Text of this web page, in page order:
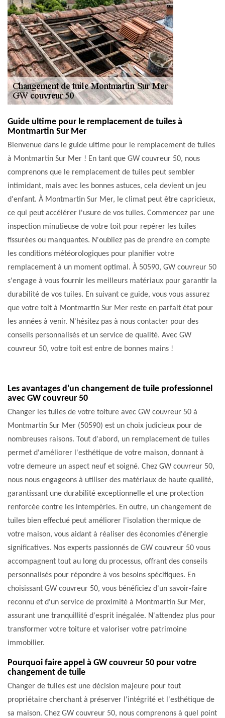
Guide ultime pour le remplacement de tuiles à
Montmartin Sur Mer
Bienvenue dans le guide ultime pour le remplacement de tuiles
à Montmartin Sur Mer ! En tant que GW couvreur 50, nous
comprenons que le remplacement de tuiles peut sembler
intimidant, mais avec les bonnes astuces, cela devient un jeu
d'enfant. À Montmartin Sur Mer, le climat peut être capricieux,
ce qui peut accélérer l'usure de vos tuiles. Commencez par une
inspection minutieuse de votre toit pour repérer les tuiles
fissurées ou manquantes. N'oubliez pas de prendre en compte
les conditions météorologiques pour planifier votre
remplacement à un moment optimal. À 50590, GW couvreur 50
s'engage à vous fournir les meilleurs matériaux pour garantir la
durabilité de vos tuiles. En suivant ce guide, vous vous assurez
que votre toit à Montmartin Sur Mer reste en parfait état pour
les années à venir. N'hésitez pas à nous contacter pour des
conseils personnalisés et un service de qualité. Avec GW
couvreur 50, votre toit est entre de bonnes mains !
Les avantages d'un changement de tuile professionnel
avec GW couvreur 50
Changer les tuiles de votre toiture avec GW couvreur 50 à
Montmartin Sur Mer (50590) est un choix judicieux pour de
nombreuses raisons. Tout d'abord, un remplacement de tuiles
permet d'améliorer l'esthétique de votre maison, donnant à
votre demeure un aspect neuf et soigné. Chez GW couvreur 50,
nous nous engageons à utiliser des matériaux de haute qualité,
garantissant une durabilité exceptionnelle et une protection
renforcée contre les intempéries. En outre, un changement de
tuiles bien effectué peut améliorer l'isolation thermique de
votre maison, vous aidant à réaliser des économies d'énergie
significatives. Nos experts passionnés de GW couvreur 50 vous
accompagnent tout au long du processus, offrant des conseils
personnalisés pour répondre à vos besoins spécifiques. En
choisissant GW couvreur 50, vous bénéficiez d'un savoir-faire
reconnu et d'un service de proximité à Montmartin Sur Mer,
assurant une tranquillité d'esprit inégalée. N'attendez plus pour
transformer votre toiture et valoriser votre patrimoine
immobilier.
Pourquoi faire appel à GW couvreur 50 pour votre
changement de tuile
Changer de tuiles est une décision majeure pour tout
propriétaire cherchant à préserver l'intégrité et l'esthétique de
sa maison. Chez GW couvreur 50, nous comprenons à quel point